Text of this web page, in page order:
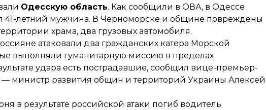
Одесскую область. Как сообщили в ОВА, в Одессе
41-летний мужчина. В Черноморске и общине повреждены
храма, два грузовых автомобиля.
атаковали два гражданских катера Морской
выполняли гуманитарную миссию в пределах
удара есть пострадавшие, сообщил вице-премьер-
министр развития общин и территорий Украины Алексей
в результате российской атаки погиб водитель